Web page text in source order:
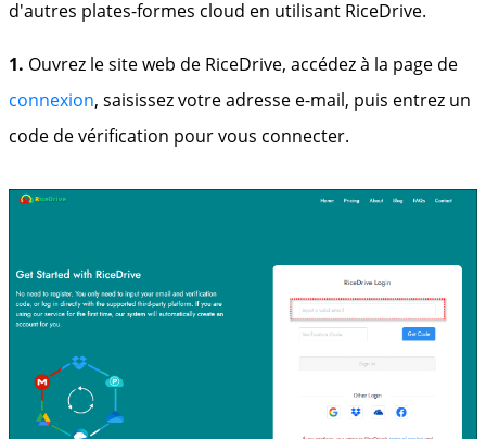
d'autres plates-formes cloud en utilisant RiceDrive.
1. Ouvrez le site web de RiceDrive, accédez à la page de
connexion, saisissez votre adresse e-mail, puis entrez un
code de vérification pour vous connecter.